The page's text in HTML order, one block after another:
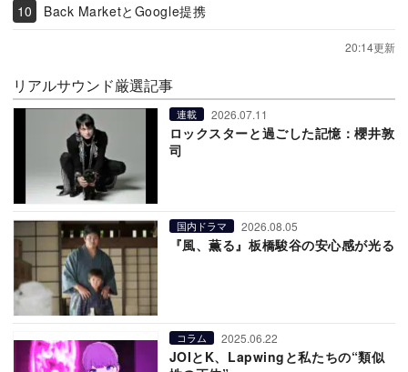
Back MarketとGoogle提携
20:14更新
リアルサウンド厳選記事
連載 2026.07.11
ロックスターと過ごした記憶：櫻井敦
司
国内ドラマ 2026.08.05
『風、薫る』板橋駿谷の安心感が光る
コラム 2025.06.22
JOIとK、Lapwingと私たちの“類似